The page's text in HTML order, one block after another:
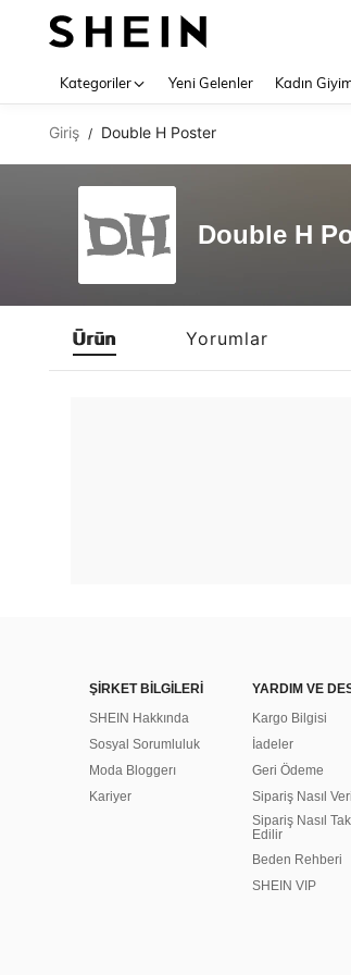
Kategoriler Yeni Gelenler Kadın
Giriş / Double H Poster
Double H
Ürün Yorumlar
ŞİRKET BİLGİLERİ
SHEIN Hakkında
Sosyal Sorumluluk
Moda Bloggerı
Kariyer
YARDIM VE
Kargo Bilgisi
İadeler
Geri Ödeme
Sipariş Nasıl
Sipariş Nasıl
Edilir
Beden Rehberi
SHEIN VIP